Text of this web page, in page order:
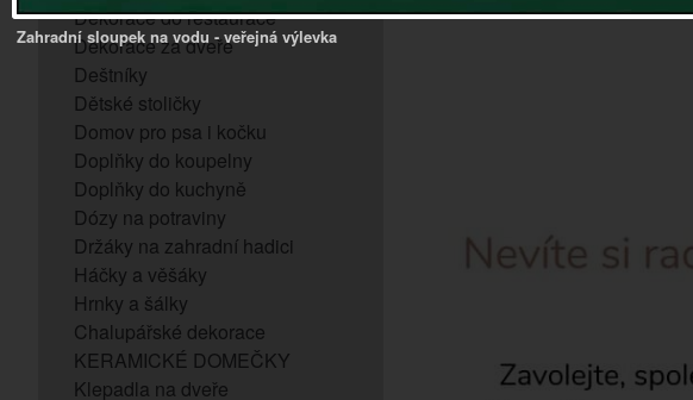
Dekorace do restaurace
Dekorace za dveře
Deštníky
Dětské stoličky
Domov pro psa i kočku
Doplňky do koupelny
Doplňky do kuchyně
Dózy na potraviny
Držáky na zahradní hadici
Háčky a věšáky
Hrnky a šálky
Chalupářské dekorace
KERAMICKÉ DOMEČKY
Klepadla na dveře
Zahradní sloupek na vodu - veřejná výlevka